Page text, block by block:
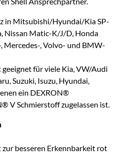
in Mitsubishi/Hyundai/Kia SP-
Nissan Matic-K/J/D, Honda
Mercedes-, Volvo- und BMW-
geeignet für viele Kia, VW/Audi
Suzuki, Isuzu, Hyundai,
ein DEXRON®
V Schmierstoff zugelassen ist.
zur besseren Erkennbarkeit rot